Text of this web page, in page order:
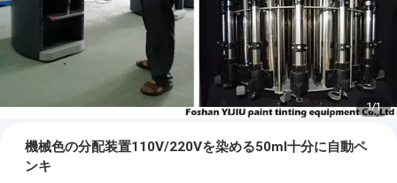
1/1
機械色の分配装置110V/220Vを染める50ml十分に自動ペ
ンキ